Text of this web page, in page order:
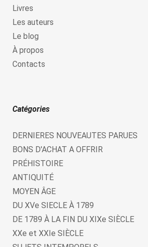
Livres
Les auteurs
Le blog
À propos
Contacts
Catégories
DERNIERES NOUVEAUTES PARUES
BONS D'ACHAT A OFFRIR
PRÉHISTOIRE
ANTIQUITÉ
MOYEN ÂGE
DU XVe SIECLE À 1789
DE 1789 À LA FIN DU XIXe SIÈCLE
XXe et XXIe SIÈCLE